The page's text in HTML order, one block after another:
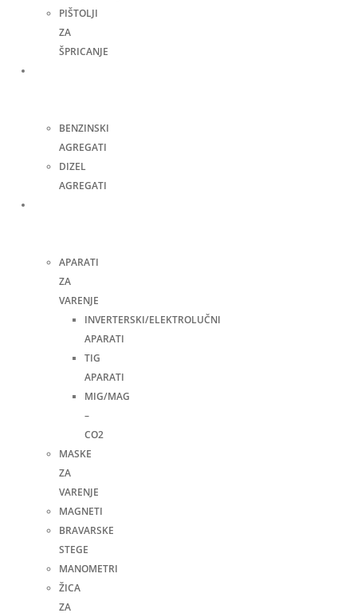
PIŠTOLJI
ZA
ŠPRICANJE
BENZINSKI
AGREGATI
DIZEL
AGREGATI
APARATI
ZA
VARENJE
INVERTERSKI/ELEKTROLUČNI
APARATI
TIG
APARATI
MIG/MAG
–
CO2
MASKE
ZA
VARENJE
MAGNETI
BRAVARSKE
STEGE
MANOMETRI
ŽICA
ZA